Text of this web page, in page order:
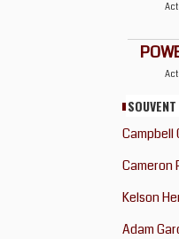
Campbell
Cameron
Kelson
Adam